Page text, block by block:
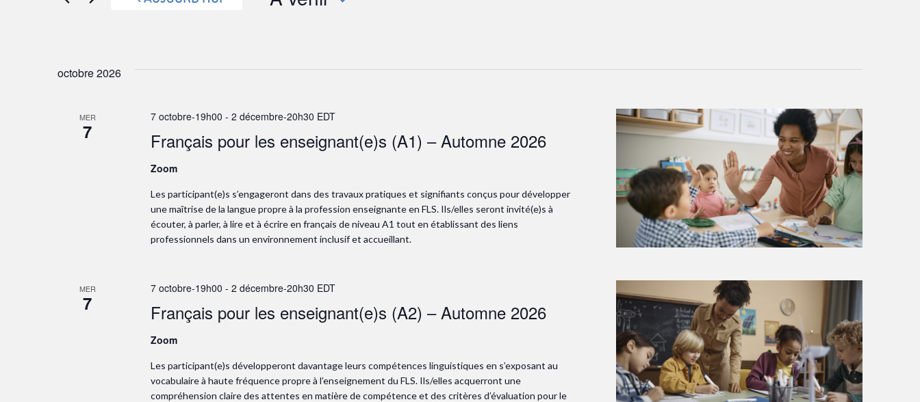
octobre 2026
MER
7 Français pour les enseignant(e)s (A1) – Automne 2026
7 octobre-19h00 - 2 décembre-20h30 EDT
Zoom
Les participant(e)s s’engageront dans des travaux pratiques et signifiants conçus pour développer
une maîtrise de la langue propre à la profession enseignante en FLS. Ils/elles seront invité(e)s à
écouter, à parler, à lire et à écrire en français de niveau A1 tout en établissant des liens
professionnels dans un environnement inclusif et accueillant.
MER
7 Français pour les enseignant(e)s (A2) – Automne 2026
7 octobre-19h00 - 2 décembre-20h30 EDT
Zoom
Les participant(e)s développeront davantage leurs compétences linguistiques en s’exposant au
vocabulaire à haute fréquence propre à l’enseignement du FLS. Ils/elles acquerront une
compréhension claire des attentes en matière de compétence et des critères d’évaluation pour le